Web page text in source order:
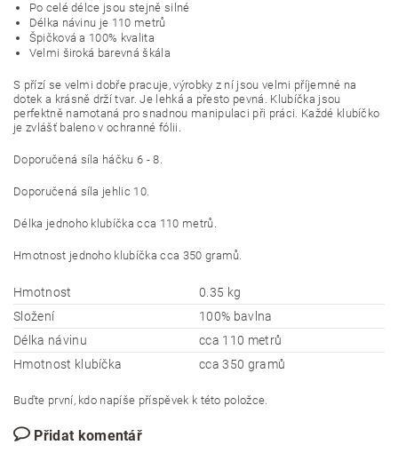
Po celé délce jsou stejně silné
Délka návinu je 110 metrů
Špičková a 100% kvalita
Velmi široká barevná škála
S přízí se velmi dobře pracuje, výrobky z ní jsou velmi příjemné na
dotek a krásně drží tvar. Je lehká a přesto pevná. Klubíčka jsou
perfektně namotaná pro snadnou manipulaci při práci. Každé klubíčko
je zvlášť baleno v ochranné fólii.
Doporučená síla háčku 6 - 8.
Doporučená síla jehlic 10.
Délka jednoho klubíčka cca 110 metrů.
Hmotnost jednoho klubíčka cca 350 gramů.
Hmotnost
0.35 kg
Složení
100% bavlna
Délka návinu
cca 110 metrů
Hmotnost klubíčka
cca 350 gramů
Buďte první, kdo napíše příspěvek k této položce.
Přidat komentář